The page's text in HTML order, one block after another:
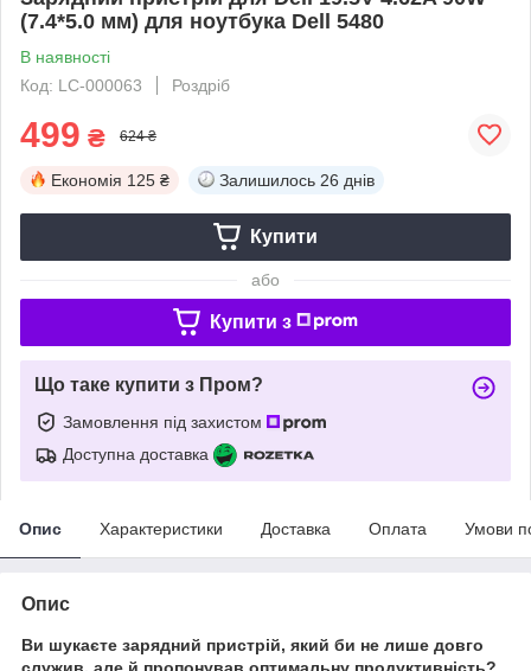
(7.4*5.0 мм) для ноутбука Dell 5480
В наявності
Код: LC-000063
Роздріб
499 ₴ 624 ₴
Економія 125 ₴ Залишилось 26 днів
Купити
або
Купити з
Що таке купити з Пром?
Замовлення під захистом
Доступна доставка
Опис Характеристики Доставка Оплата Умови
Опис
Ви шукаєте зарядний пристрій, який би не лише довго
служив, але й пропонував оптимальну продуктивність?